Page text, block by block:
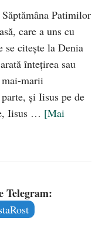
Patimilor
care a uns cu
se citește la Denia
întețirea sau
marii
și Iisus pe de
Iisus … [Mai
Telegram: